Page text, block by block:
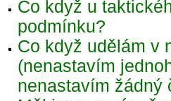
Co když u
podmínku?
Co když udělám v
(nenastavím
nenastavím žádný